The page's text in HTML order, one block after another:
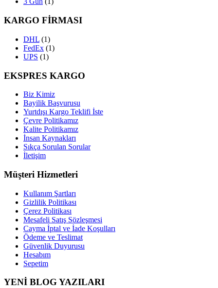
KARGO FİRMASI
DHL (1)
FedEx (1)
UPS (1)
EKSPRES KARGO
Biz Kimiz
Bayilik Başvurusu
Yurtdışı Kargo Teklifi İste
Çevre Politikamız
Kalite Politikamız
İnsan Kaynakları
Sıkça Sorulan Sorular
İletişim
Müşteri Hizmetleri
Kullanım Şartları
Gizlilik Politikası
Çerez Politikası
Mesafeli Satış Sözleşmesi
Cayma İptal ve İade Koşulları
Ödeme ve Teslimat
Güvenlik Duyurusu
Hesabım
Sepetim
YENİ BLOG YAZILARI